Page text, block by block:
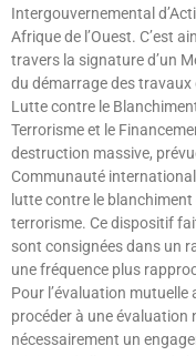
Intergouvernemental
Afrique de l’Ouest. C’est
travers la signature d’un
du démarrage des travaux
Lutte contre le
Terrorisme et le
destruction massive,
Communauté
lutte contre le
terrorisme. Ce dispositif
sont consignées dans un
une fréquence plus
Pour l’évaluation mutuelle
procéder à une évaluation
nécessairement un